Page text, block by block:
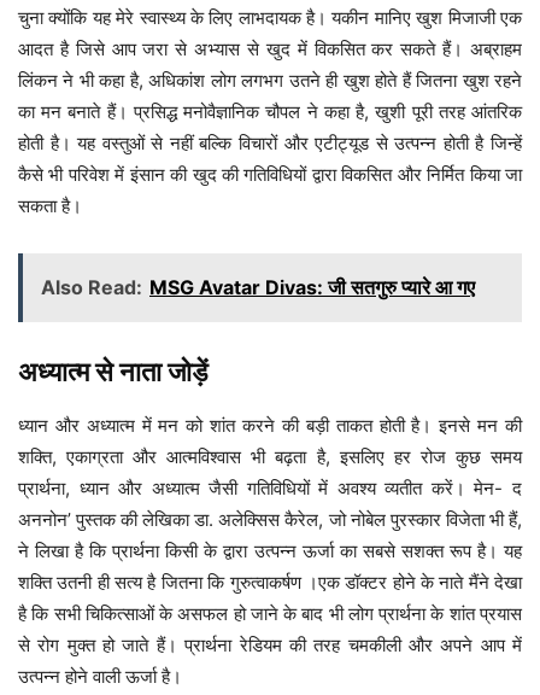
चुना क्योंकि यह मेरे स्वास्थ्य के लिए लाभदायक है। यकीन मानिए खुश मिजाजी एक
आदत है जिसे आप जरा से अभ्यास से खुद में विकसित कर सकते हैं। अब्राहम
लिंकन ने भी कहा है, अधिकांश लोग लगभग उतने ही खुश होते हैं जितना खुश रहने
का मन बनाते हैं। प्रसिद्ध मनोवैज्ञानिक चौपल ने कहा है, खुशी पूरी तरह आंतरिक
होती है। यह वस्तुओं से नहीं बल्कि विचारों और एटीट्यूड से उत्पन्न होती है जिन्हें
कैसे भी परिवेश में इंसान की खुद की गतिविधियों द्वारा विकसित और निर्मित किया जा
सकता है।
Also Read: MSG Avatar Divas: जी सतगुरु प्यारे आ गए
अध्यात्म से नाता जोड़ें
ध्यान और अध्यात्म में मन को शांत करने की बड़ी ताकत होती है। इनसे मन की
शक्ति, एकाग्रता और आत्मविश्वास भी बढ़ता है, इसलिए हर रोज कुछ समय
प्रार्थना, ध्यान और अध्यात्म जैसी गतिविधियों में अवश्य व्यतीत करें। मेन- द
अननोन’ पुस्तक की लेखिका डा. अलेक्सिस कैरेल, जो नोबेल पुरस्कार विजेता भी हैं,
ने लिखा है कि प्रार्थना किसी के द्वारा उत्पन्न ऊर्जा का सबसे सशक्त रूप है। यह
शक्ति उतनी ही सत्य है जितना कि गुरुत्वाकर्षण ।एक डॉक्टर होने के नाते मैंने देखा
है कि सभी चिकित्साओं के असफल हो जाने के बाद भी लोग प्रार्थना के शांत प्रयास
से रोग मुक्त हो जाते हैं। प्रार्थना रेडियम की तरह चमकीली और अपने आप में
उत्पन्न होने वाली ऊर्जा है।